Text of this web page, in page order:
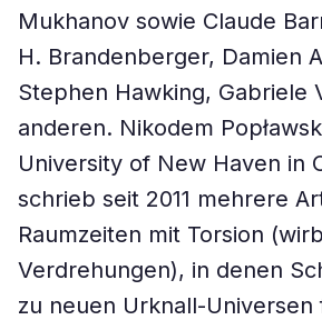
Mukhanov sowie Claude
H. Brandenberger, Damien
Stephen Hawking, Gabriele
anderen. Nikodem
University of New Haven in
schrieb seit 2011 mehrere
Raumzeiten mit Torsion
Verdrehungen), in denen
zu neuen Urknall-